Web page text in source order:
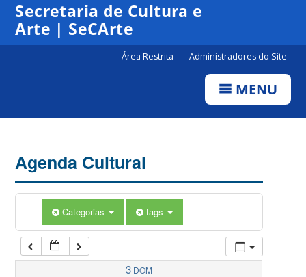
Secretaria de Cultura e
Arte | SeCArte
Área Restrita Administradores do Site
MENU
Agenda Cultural
Categorias tags
3 DOM
1:00
5:00
7:00